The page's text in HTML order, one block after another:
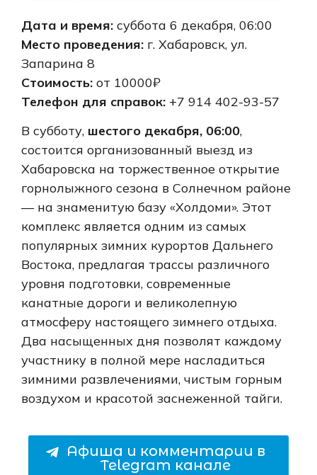
Дата и время: суббота 6 декабря, 06:00
Место проведения: г. Хабаровск, ул.
Запарина 8
Стоимость: от 10000₽
Телефон для справок: +7 914 402-93-57
В субботу, шестого декабря, 06:00,
состоится организованный выезд из
Хабаровска на торжественное открытие
горнолыжного сезона в Солнечном районе
— на знаменитую базу «Холдоми». Этот
комплекс является одним из самых
популярных зимних курортов Дальнего
Востока, предлагая трассы различного
уровня подготовки, современные
канатные дороги и великолепную
атмосферу настоящего зимнего отдыха.
Два насыщенных дня позволят каждому
участнику в полной мере насладиться
зимними развлечениями, чистым горным
воздухом и красотой заснеженной тайги.
Афиша и комментарии в
Telegram канале